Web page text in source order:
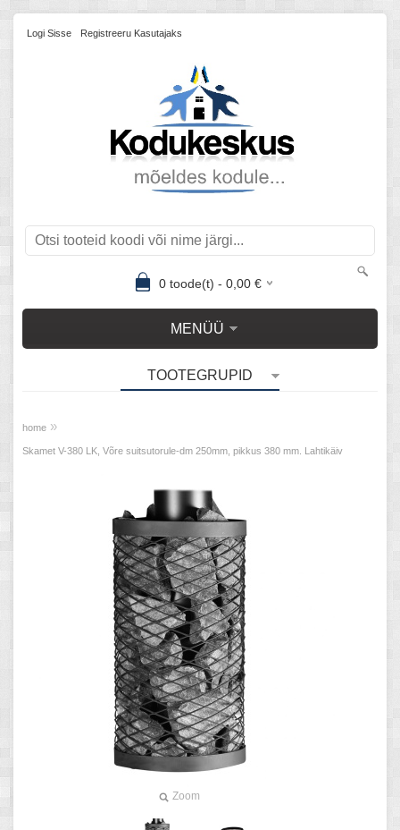
Logi Sisse Registreeru Kasutajaks
0toode(t) - 0,00€
MENÜÜ
TOOTEGRUPID
home »
Skamet V-380 LK, Võre suitsutorule-dm 250mm, pikkus 380 mm. Lahtikäiv
Zoom